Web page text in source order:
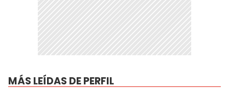
MÁS LEÍDAS DE PERFIL